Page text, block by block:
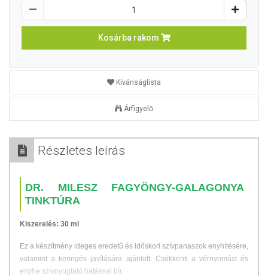
Kosárba rakom
Kívánságlista
Árfigyelő
Részletes leírás
DR. MILESZ FAGYÖNGY-GALAGONYA
TINKTÚRA
Kiszerelés: 30 ml
Ez a készítmény ideges eredetű és időskori szívpanaszok enyhítésére,
valamint a keringés javítására ajánlott. Csökkenti a vérnyomást és
enyhe szívnyugtató hatással bír.